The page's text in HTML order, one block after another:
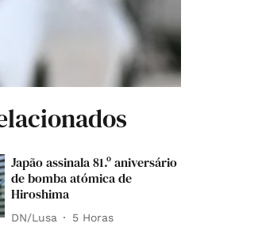
Japão assinala 81.º aniversário
de bomba atómica de
Hiroshima
DN/Lusa 5 Horas